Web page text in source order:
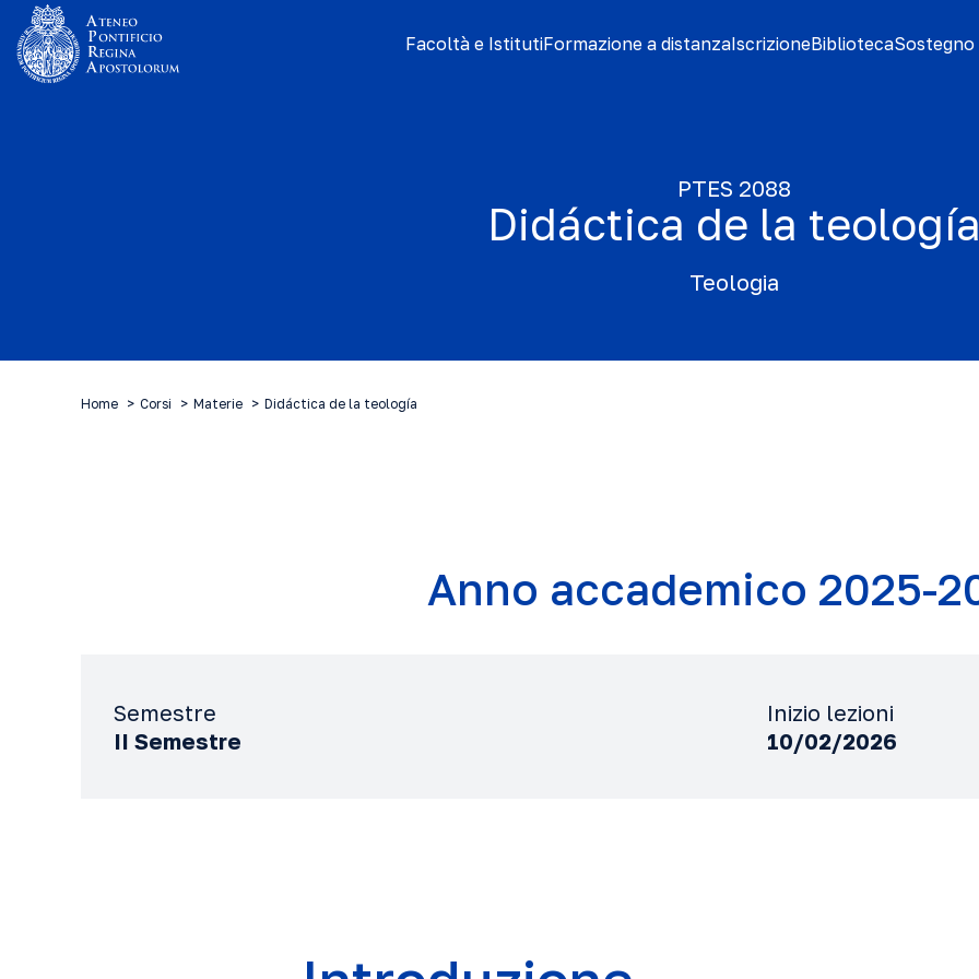
Facoltà e IstitutiFormazione a distanzaIscrizioneBiblioteca
PTES 2088
Didáctica de la
Teologia
Home Corsi Materie Didáctica de la teología
Anno accademico 2025-
Semestre
II Semestre
Inizio lezioni
10/02/2026